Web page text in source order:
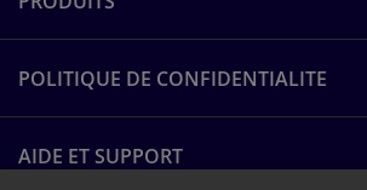
POLITIQUE DE CONFIDENTIALITE
AIDE ET SUPPORT